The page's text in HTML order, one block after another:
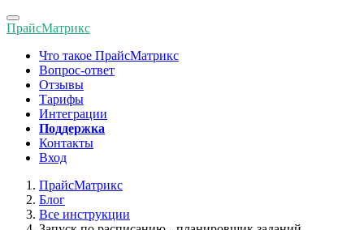
Toggle
navigation
ПрайсМатрикс
Что такое ПрайсМатрикс
Вопрос-ответ
Отзывы
Тарифы
Интеграции
Поддержка
Контакты
Вход
ПрайсМатрикс
Блог
Все инструкции